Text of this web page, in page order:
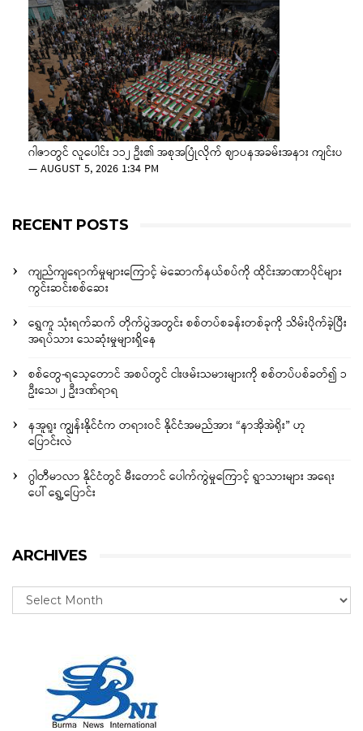
ဂါဇာတွင် လူပေါင်း ၁၁၂ ဦး၏ အစုအပြုံလိုက် ဈာပနအခမ်းအနား ကျင်းပ
—AUGUST 5, 2026 1:34 PM
RECENT POSTS
ကျည်ကျရောက်မှုများကြောင့် မဲဆောက်နယ်စပ်ကို ထိုင်းအာဏာပိုင်များ
ကွင်းဆင်းစစ်ဆေး
ရွှေကူ သုံးရက်ဆက် တိုက်ပွဲအတွင်း စစ်တပ်စခန်းတစ်ခုကို သိမ်းပိုက်ခဲ့ပြီး
အရပ်သား သေဆုံးမှုများရှိနေ
စစ်တွေ-ရသေ့တောင် အစပ်တွင် ငါးဖမ်းသမားများကို စစ်တပ်ပစ်ခတ်၍ ၁
ဦးသေ၊ ၂ ဦးဒဏ်ရာရ
နအူရူး ကျွန်းနိုင်ငံက တရားဝင် နိုင်ငံအမည်အား “နာအိုအဲရိုး” ဟု
ပြောင်းလဲ
ဂွါတီမာလာ နိုင်ငံတွင် မီးတောင် ပေါက်ကွဲမှုကြောင့် ရွာသားများ အရေး
ပေါ် ရွှေ့ပြောင်း
ARCHIVES